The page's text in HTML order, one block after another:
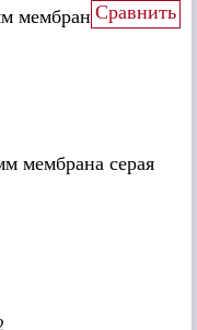
мембрана серая
Сравнить